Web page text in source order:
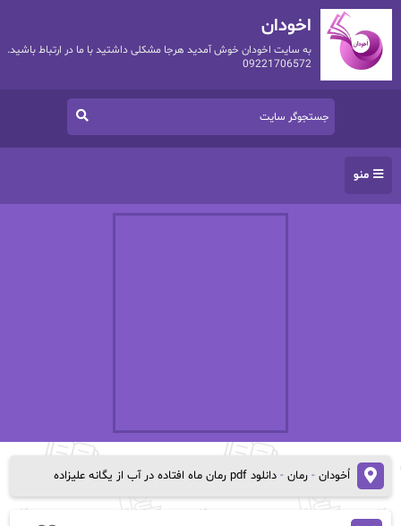
اخودان
به سایت اخودان خوش آمدید هرجا مشکلی داشتید با ما در ارتباط باشید.
09221706572
منو
اُخودان- رمان- دانلود pdf رمان ماه افتاده در آب از یگانه علیزاده